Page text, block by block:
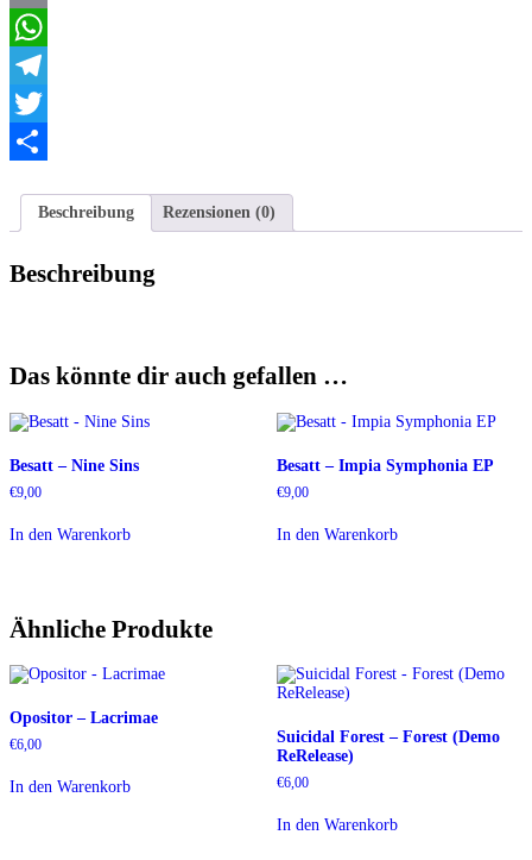
Email
WhatsApp
Telegram
Twitter
Beschreibung
Rezensionen (0)
Beschreibung
Das könnte dir auch gefallen …
Besatt – Nine Sins
€9,00
In den Warenkorb
Besatt – Impia Symphonia EP
€9,00
In den Warenkorb
Ähnliche Produkte
Opositor – Lacrimae
€6,00
In den Warenkorb
Suicidal Forest – Forest (Demo
ReRelease)
€6,00
In den Warenkorb